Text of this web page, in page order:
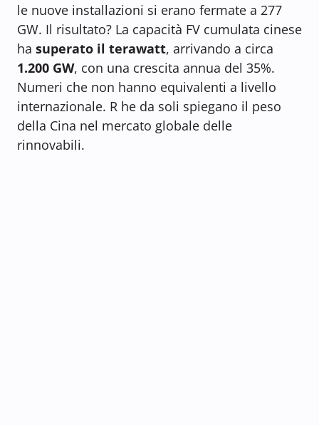
le nuove installazioni si erano fermate a 277
GW. Il risultato? La capacità FV cumulata cinese
ha superato il terawatt, arrivando a circa
1.200 GW, con una crescita annua del 35%.
Numeri che non hanno equivalenti a livello
internazionale. R he da soli spiegano il peso
della Cina nel mercato globale delle
rinnovabili.